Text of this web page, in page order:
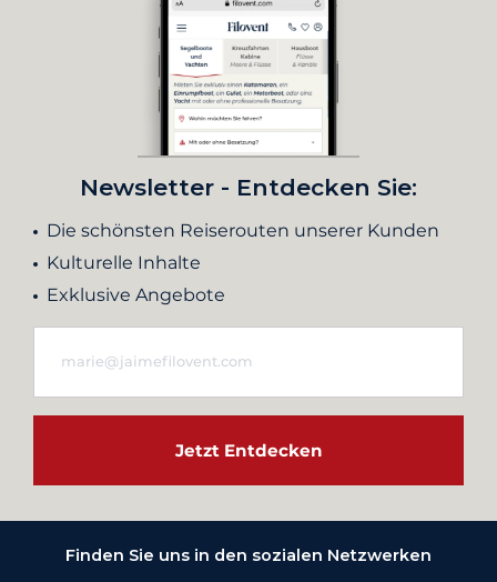
Newsletter - Entdecken Sie:
Die schönsten Reiserouten unserer Kunden
Kulturelle Inhalte
Exklusive Angebote
Jetzt Entdecken
Finden Sie uns in den sozialen Netzwerken